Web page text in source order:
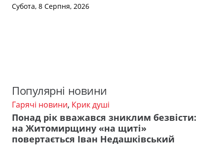
Субота, 8 Серпня, 2026
Популярні новини
Гарячі новини, Крик душі
Понад рік вважався зниклим безвісти:
на Житомирщину «на щиті»
повертається Іван Недашківський